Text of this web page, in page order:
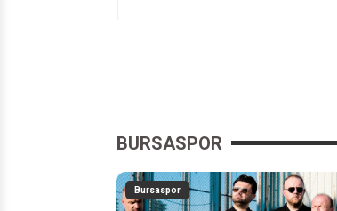
BURSASPOR
Bursaspor